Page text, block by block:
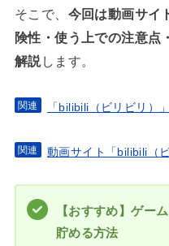
そこで、 今回は動画サイ
険性・使う上での注意点
解説します。
「bilibili（ビリビリ）
動画サイト「bilibili（
【おすすめ】ゲー
貯める方法